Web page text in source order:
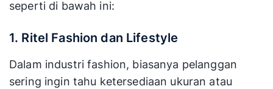
seperti di bawah ini:
1. Ritel Fashion dan Lifestyle
Dalam industri fashion, biasanya pelanggan
sering ingin tahu ketersediaan ukuran atau